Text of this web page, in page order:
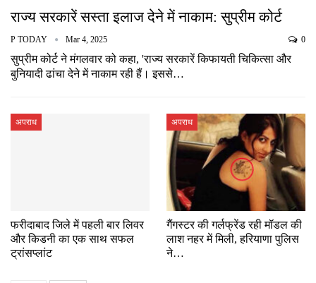
राज्य सरकारें सस्ता इलाज देने में नाकाम: सुप्रीम कोर्ट
P TODAY Mar 4, 2025 0
सुप्रीम कोर्ट ने मंगलवार को कहा, 'राज्य सरकारें किफायती चिकित्सा और
बुनियादी ढांचा देने में नाकाम रही हैं। इससे…
अपराध
फरीदाबाद जिले में पहली बार लिवर
और किडनी का एक साथ सफल
ट्रांसप्लांट
अपराध
गैंगस्टर की गर्लफ्रेंड रही मॉडल की
लाश नहर में मिली, हरियाणा पुलिस
ने…